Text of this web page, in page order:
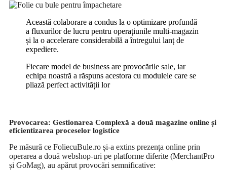
Această colaborare a condus la o optimizare profundă
a fluxurilor de lucru pentru operațiunile multi-magazin
și la o accelerare considerabilă a întregului lanț de
expediere.
Fiecare model de business are provocările sale, iar
echipa noastră a răspuns acestora cu modulele care se
pliază perfect activității lor
Provocarea: Gestionarea Complexă a două magazine online și
eficientizarea proceselor logistice
Pe măsură ce FoliecuBule.ro și-a extins prezența online prin
operarea a două webshop-uri pe platforme diferite (MerchantPro
și GoMag), au apărut provocări semnificative: